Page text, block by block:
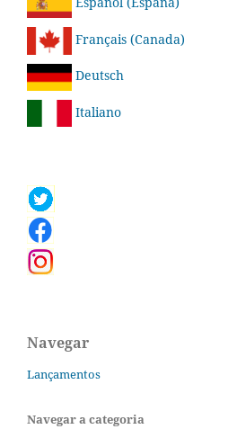
Français (Canada)
Deutsch
Italiano
Navegar
Lançamentos
Navegar a categoria